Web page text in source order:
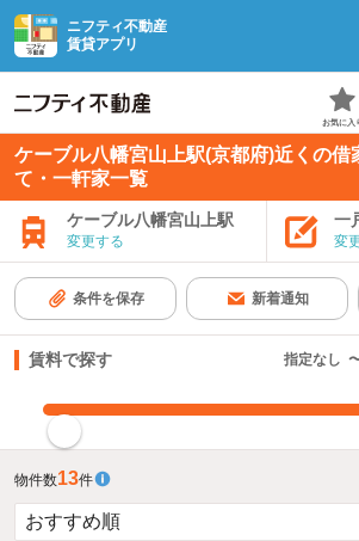
ニフティ不動産
賃貸アプリ
お気に入
ケーブル八幡宮山上駅(京都府)近くの借
て・一軒家一覧
ケーブル八幡宮山上駅
変更する
一
変
条件を保存 新着通知
賃料で探す 指定なし
物件数13件